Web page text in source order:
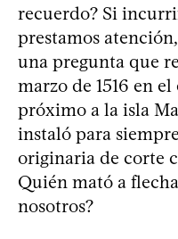
recuerdo? Si
prestamos
una pregunta que
marzo de 1516 en
próximo a la isla
instaló para
originaria de corte
Quién mató a
nosotros?